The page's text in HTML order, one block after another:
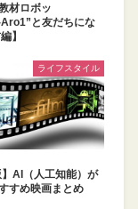
材ロボッ
Aro1”と友だちにな
】
ライフスタイル
】AI（人工知能）が
すめ映画まとめ